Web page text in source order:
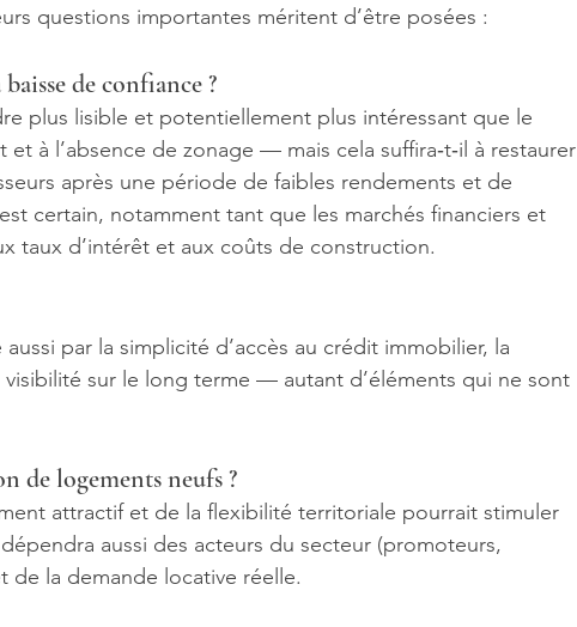
questions importantes méritent d’être posées :
de confiance ?
plus lisible et potentiellement plus intéressant que le
à l’absence de zonage — mais cela suffira‑t‑il à restaurer
après une période de faibles rendements et de
certain, notamment tant que les marchés financiers et
taux d’intérêt et aux coûts de construction.
aussi par la simplicité d’accès au crédit immobilier, la
sur le long terme — autant d’éléments qui ne sont
de logements neufs ?
attractif et de la flexibilité territoriale pourrait stimuler
aussi des acteurs du secteur (promoteurs,
de la demande locative réelle.